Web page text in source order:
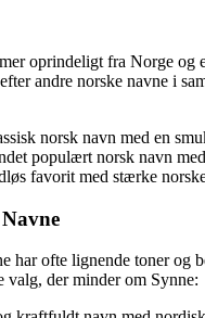
oprindeligt fra Norge og
andre norske navne i
norsk navn med en
populært norsk navn
favorit med stærke
har ofte lignende toner og
valg, der minder om Synne: